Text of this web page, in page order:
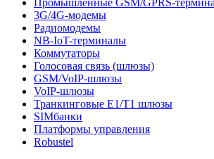
Промышленные GSM/GPRS-
3G/4G-модемы
Радиомодемы
NB-IoT-терминалы
Коммутаторы
Голосовая связь (шлюзы)
GSM/VoIP-шлюзы
VoIP-шлюзы
Транкинговые E1/T1 шлюзы
SIMбанки
Платформы управления
Robustel